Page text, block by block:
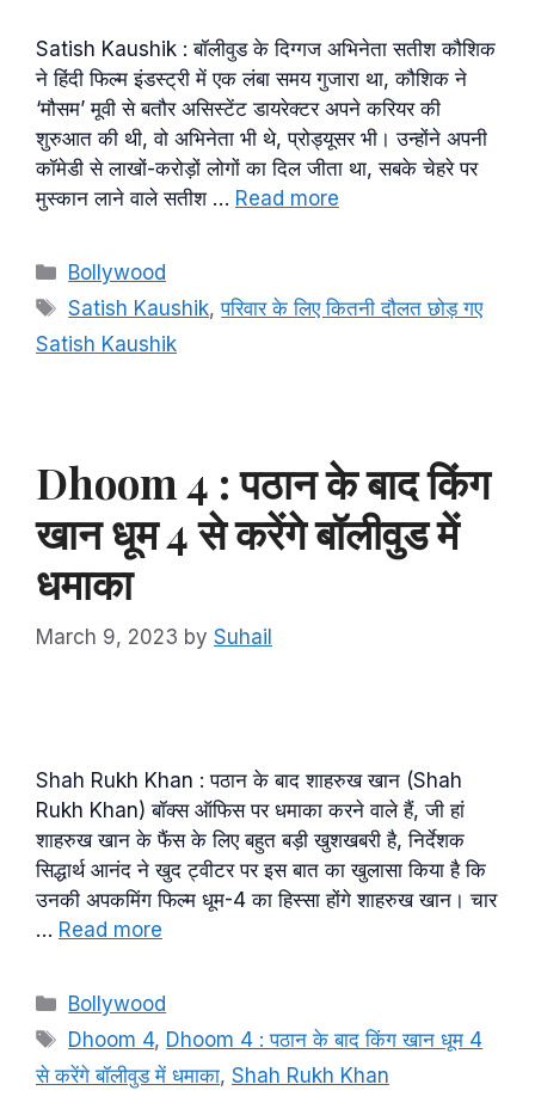
Satish Kaushik : बॉलीवुड के दिग्गज अभिनेता सतीश कौशिक
ने हिंदी फिल्म इंडस्ट्री में एक लंबा समय गुजारा था, कौशिक ने
‘मौसम’ मूवी से बतौर असिस्टेंट डायरेक्टर अपने करियर की
शुरुआत की थी, वो अभिनेता भी थे, प्रोड्यूसर भी। उन्होंने अपनी
कॉमेडी से लाखों-करोड़ों लोगों का दिल जीता था, सबके चेहरे पर
मुस्कान लाने वाले सतीश … Read more
Categories
Bollywood
Tags
Satish Kaushik,परिवार के लिए कितनी दौलत छोड़ गए
Satish Kaushik
Dhoom 4 : पठान के बाद किंग
खान धूम 4 से करेंगे बॉलीवुड में
धमाका
March 9, 2023 by Suhail
Shah Rukh Khan : पठान के बाद शाहरुख खान (Shah
Rukh Khan) बॉक्स ऑफिस पर धमाका करने वाले हैं, जी हां
शाहरुख खान के फैंस के लिए बहुत बड़ी खुशखबरी है, निर्देशक
सिद्धार्थ आनंद ने खुद ट्वीटर पर इस बात का खुलासा किया है कि
उनकी अपकमिंग फिल्म धूम-4 का हिस्सा होंगे शाहरुख खान। चार
… Read more
Categories
Bollywood
Tags
Dhoom 4, Dhoom 4 : पठान के बाद किंग खान धूम 4
से करेंगे बॉलीवुड में धमाका, Shah Rukh Khan